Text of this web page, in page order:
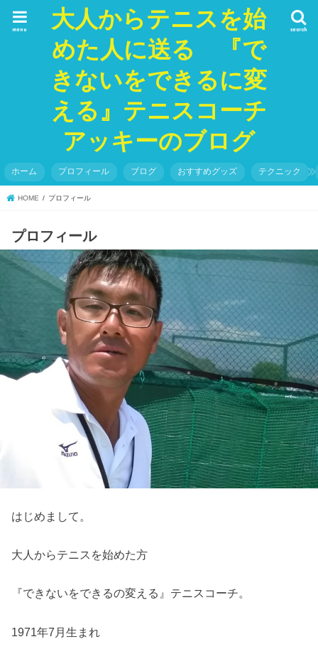
大人からテニスを始
めた人に送る 『で
きないをできるに変
える』テニスコーチ
アッキーのブログ
search
menu
ホーム プロフィール ブログ おすすめグッズ テクニック
HOME プロフィール
プロフィール
はじめまして。
大人からテニスを始めた方
『できないをできるの変える』テニスコーチ。
1971年7月生まれ